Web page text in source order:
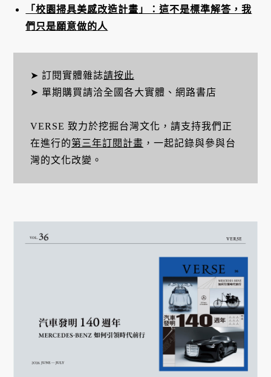
「校園掃具美感改造計畫」：這不是標準解答，我
們只是願意做的人
➤ 訂閱實體雜誌請按此
➤ 單期購買請洽全國各大實體、網路書店
VERSE 致力於挖掘台灣文化，請支持我們正
在進行的第三年訂閱計畫 ，一起記錄與參與台
灣的文化改變。